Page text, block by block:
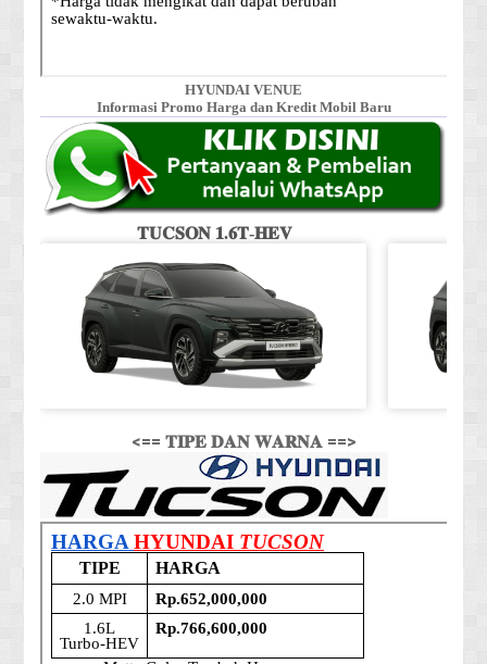
HYUNDAI VENUE
Informasi Promo Harga dan Kredit Mobil Baru
𝐓𝐔𝐂𝐒𝐎𝐍 𝟏.𝟔𝐓-𝐇𝐄𝐕
<== 𝐓𝐈𝐏𝐄 𝐃𝐀𝐍 𝐖𝐀𝐑𝐍𝐀 ==>